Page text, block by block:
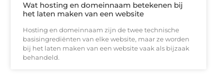
Wat hosting en domeinnaam betekenen bij
het laten maken van een website
Hosting en domeinnaam zijn de twee technische
basisingrediënten van elke website, maar ze worden
bij het laten maken van een website vaak als bijzaak
behandeld.